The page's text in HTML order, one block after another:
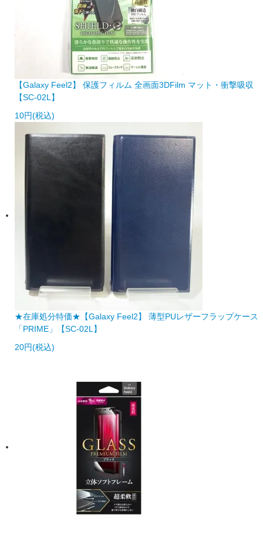
【Galaxy Feel2】 保護フィルム 全画面3DFilm マット・衝撃吸収
【SC-02L】
10円(税込)
★在庫処分特価★【Galaxy Feel2】 薄型PUレザーフラップケース
「PRIME」【SC-02L】
20円(税込)